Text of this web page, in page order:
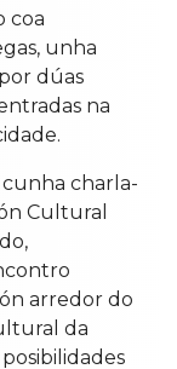
coa
unha
dúas
na
cunha charla-
Cultural
arredor do
da